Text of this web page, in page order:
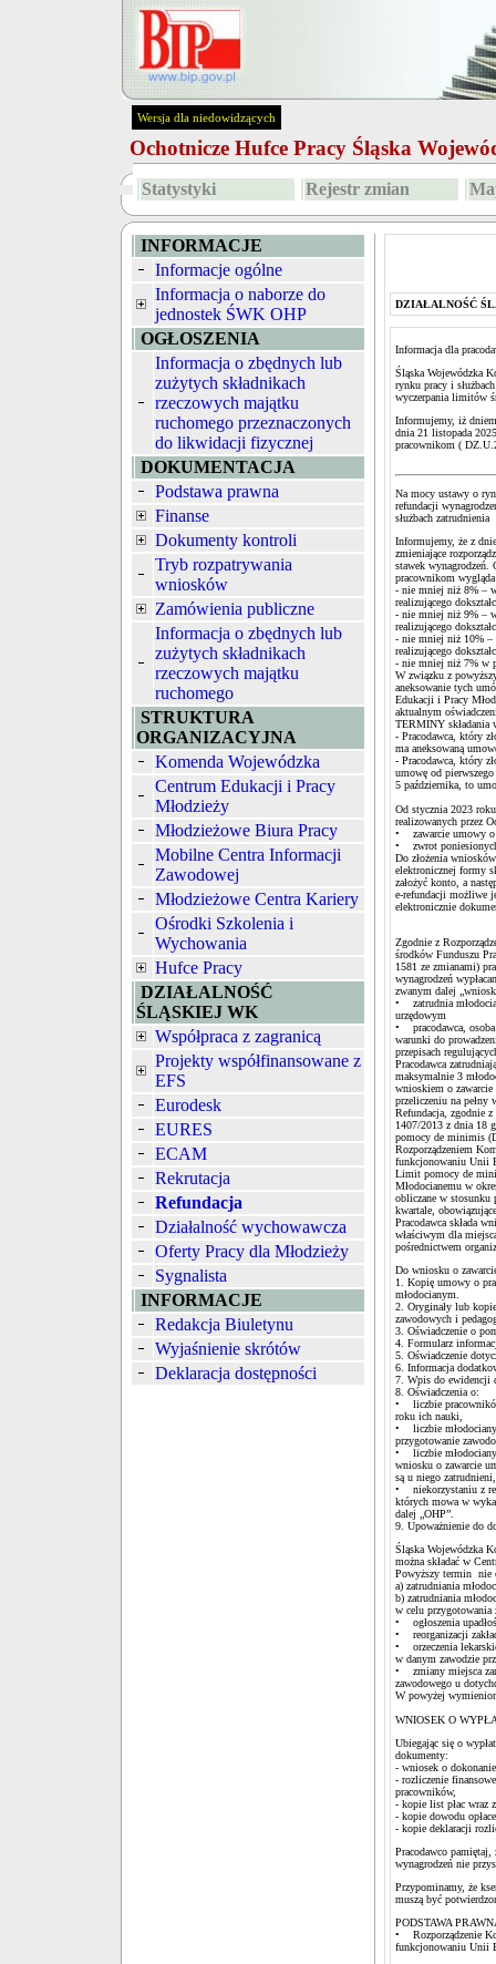
Wersja dla niedowidzących
Ochotnicze Hufce Pracy Śląska
Statystyki Rejestr zmian
INFORMACJE
Informacje ogólne
Informacja o naborze do
jednostek ŚWK OHP
OGŁOSZENIA
Informacja o zbędnych lub
zużytych składnikach
rzeczowych majątku
ruchomego przeznaczonych
do likwidacji fizycznej
DOKUMENTACJA
Podstawa prawna
Finanse
Dokumenty kontroli
Tryb rozpatrywania
wniosków
Zamówienia publiczne
Informacja o zbędnych lub
zużytych składnikach
rzeczowych majątku
ruchomego
STRUKTURA
ORGANIZACYJNA
Komenda Wojewódzka
Centrum Edukacji i Pracy
Młodzieży
Młodzieżowe Biura Pracy
Mobilne Centra Informacji
Zawodowej
Młodzieżowe Centra Kariery
Ośrodki Szkolenia i
Wychowania
Hufce Pracy
DZIAŁALNOŚĆ
ŚLĄSKIEJ WK
Współpraca z zagranicą
Projekty współfinansowane z
EFS
Eurodesk
EURES
ECAM
Rekrutacja
Refundacja
Działalność wychowawcza
Oferty Pracy dla Młodzieży
Sygnalista
INFORMACJE
Redakcja Biuletynu
Wyjaśnienie skrótów
Deklaracja dostępności
DZIAŁALNOŚĆ
Informacja dla
Śląska Wojewódzka
rynku pracy i
wyczerpania limitów
Informujemy, iż
dnia 21 listopada
pracownikom (
Na mocy ustawy o
refundacji
służbach
Informujemy, że z
zmieniające
stawek wynagrodzeń.
pracownikom
- nie mniej niż 8% –
realizującego
- nie mniej niż 9% –
realizującego
- nie mniej niż 10% –
realizującego
- nie mniej niż 7% w
W związku z
aneksowanie tych
Edukacji i Pracy
aktualnym
TERMINY składania
- Pracodawca, który
ma aneksowaną
- Pracodawca, który
umowę od
5 października, to
Od stycznia 2023
realizowanych przez
• zawarcie umowy o
• zwrot poniesionych
Do złożenia
elektronicznej formy
założyć konto, a
e-refundacji możliwe
elektronicznie
Zgodnie z
środków Funduszu
1581 ze zmianami)
wynagrodzeń
zwanym dalej
• zatrudnia
urzędowym
• pracodawca, osoba
warunki do
przepisach
Pracodawca
maksymalnie 3
wnioskiem o
przeliczeniu na pełny
Refundacja, zgodnie
1407/2013 z dnia 18
pomocy de minimis
Rozporządzeniem
funkcjonowaniu Unii
Limit pomocy de
Młodocianemu w
obliczane w stosunku
kwartale,
Pracodawca składa
właściwym dla
pośrednictwem
Do wniosku o
1. Kopię umowy o
młodocianym.
2. Oryginały lub
zawodowych i
3. Oświadczenie o
4. Formularz
5. Oświadczenie
6. Informacja
7. Wpis do ewidencji
8. Oświadczenia o:
• liczbie
roku ich nauki,
• liczbie
przygotowanie
• liczbie
wniosku o zawarcie
są u niego zatrudnieni,
• niekorzystaniu z
których mowa w
dalej „OHP”.
9. Upoważnienie do
Śląska Wojewódzka
można składać w
Powyższy termin nie
a) zatrudniania
b) zatrudniania
w celu przygotowania
• ogłoszenia
• reorganizacji
• orzeczenia
w danym zawodzie
• zmiany miejsca
zawodowego u
W powyżej
WNIOSEK O
Ubiegając się o
dokumenty:
- wniosek o
- rozliczenie
pracowników,
- kopie list płac wraz
- kopie dowodu
- kopie deklaracji
Pracodawco pamiętaj,
wynagrodzeń nie
Przypominamy, że
muszą być
PODSTAWA
• Rozporządzenie
funkcjonowaniu Unii